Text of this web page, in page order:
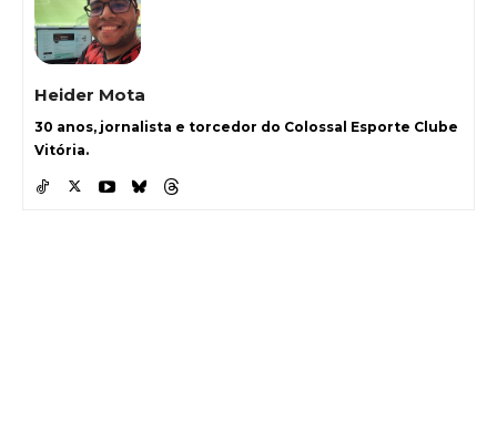
Heider Mota
30 anos, jornalista e torcedor do Colossal Esporte Clube
Vitória.